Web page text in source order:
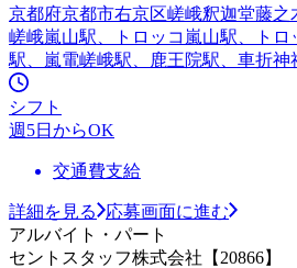
京都府京都市右京区嵯峨釈迦堂藤之
嵯峨嵐山駅、トロッコ嵐山駅、ト
駅、嵐電嵯峨駅、鹿王院駅、車折神
シフト
週5日からOK
交通費支給
詳細を見る
応募画面に進む
アルバイト・パート
セントスタッフ株式会社【20866】